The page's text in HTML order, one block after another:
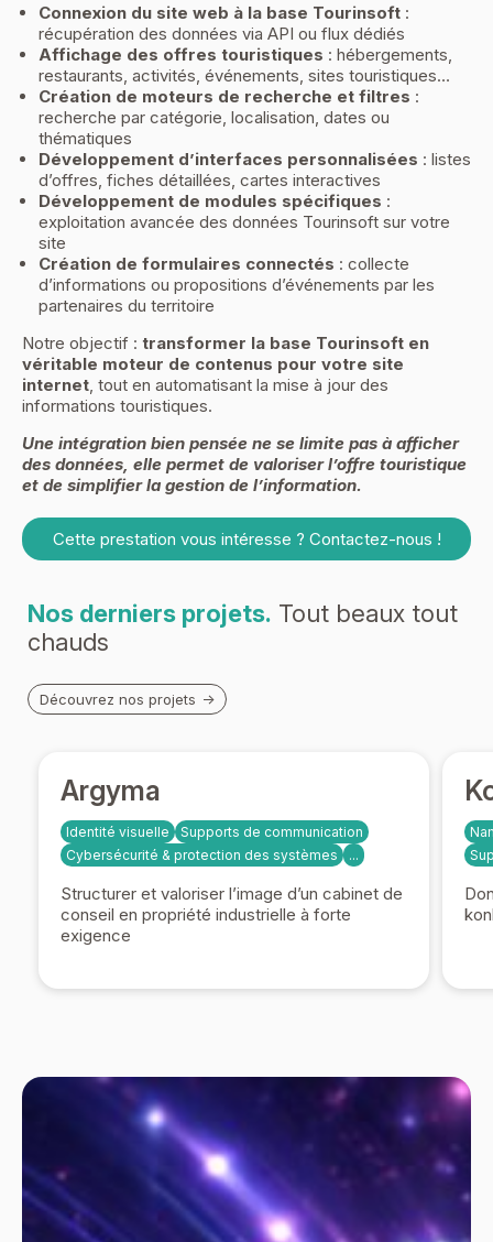
Connexion du site web à la base Tourinsoft :
récupération des données via API ou flux dédiés
Affichage des offres touristiques : hébergements,
restaurants, activités, événements, sites touristiques…
Création de moteurs de recherche et filtres :
recherche par catégorie, localisation, dates ou
thématiques
Développement d’interfaces personnalisées : listes
d’offres, fiches détaillées, cartes interactives
Développement de modules spécifiques :
exploitation avancée des données Tourinsoft sur votre
site
Création de formulaires connectés : collecte
d’informations ou propositions d’événements par les
partenaires du territoire
Notre objectif : transformer la base Tourinsoft en
véritable moteur de contenus pour votre site
internet, tout en automatisant la mise à jour des
informations touristiques.
Une intégration bien pensée ne se limite pas à afficher
des données, elle permet de valoriser l’offre touristique
et de simplifier la gestion de l’information.
Cette prestation vous intéresse ? Contactez-nous !
Nos derniers projets. Tout beaux tout
chauds
Découvrez nos projets
Argyma
Identité visuelle
Supports de communication
Cybersécurité & protection des systèmes
...
Structurer et valoriser l’image d’un cabinet de
conseil en propriété industrielle à forte
exigence